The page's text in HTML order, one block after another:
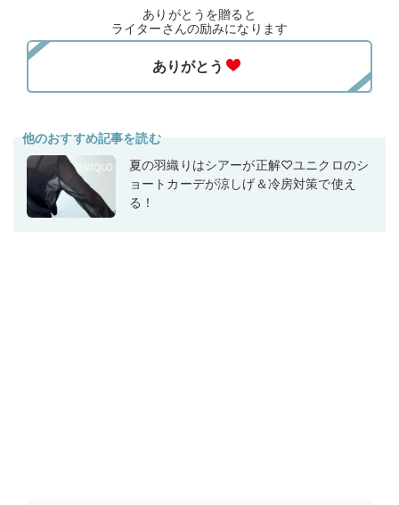
ありがとうを贈ると
ライターさんの励みになります
他のおすすめ記事を読む
夏の羽織りはシアーが正解♡ユニクロのシ
ョートカーデが涼しげ＆冷房対策で使え
る！